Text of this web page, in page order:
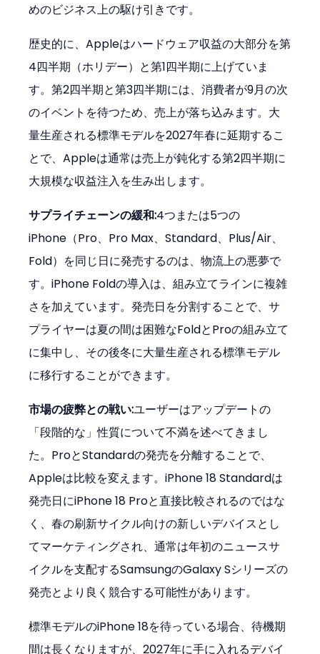
めのビジネス上の駆け引きです。
歴史的に、Appleはハードウェア収益の大部分を第
4四半期（ホリデー）と第1四半期に上げていま
す。第2四半期と第3四半期には、消費者が9月の次
のイベントを待つため、売上が落ち込みます。大
量生産される標準モデルを2027年春に延期するこ
とで、Appleは通常は売上が鈍化する第2四半期に
大規模な収益注入を生み出します。
サプライチェーンの緩和:4つまたは5つの
iPhone（Pro、Pro Max、Standard、Plus/Air、
Fold）を同じ日に発売するのは、物流上の悪夢で
す。iPhone Foldの導入は、組み立てラインに複雑
さを加えています。発売日を分割することで、サ
プライヤーは夏の間は困難なFoldとProの組み立て
に集中し、その後冬に大量生産される標準モデル
に移行することができます。
市場の疲弊との戦い:ユーザーはアップデートの
「段階的な」性質について不満を述べてきまし
た。ProとStandardの発売を分離することで、
Appleは比較を変えます。iPhone 18 Standardは
発売日にiPhone 18 Proと直接比較されるのではな
く、春の刷新サイクル向けの新しいデバイスとし
てマーケティングされ、通常は年初のニュースサ
イクルを支配するSamsungのGalaxy Sシリーズの
発売とより良く競合する可能性があります。
標準モデルのiPhone 18を待っている場合、待機期
間は長くなりますが、2027年に手に入れるデバイ